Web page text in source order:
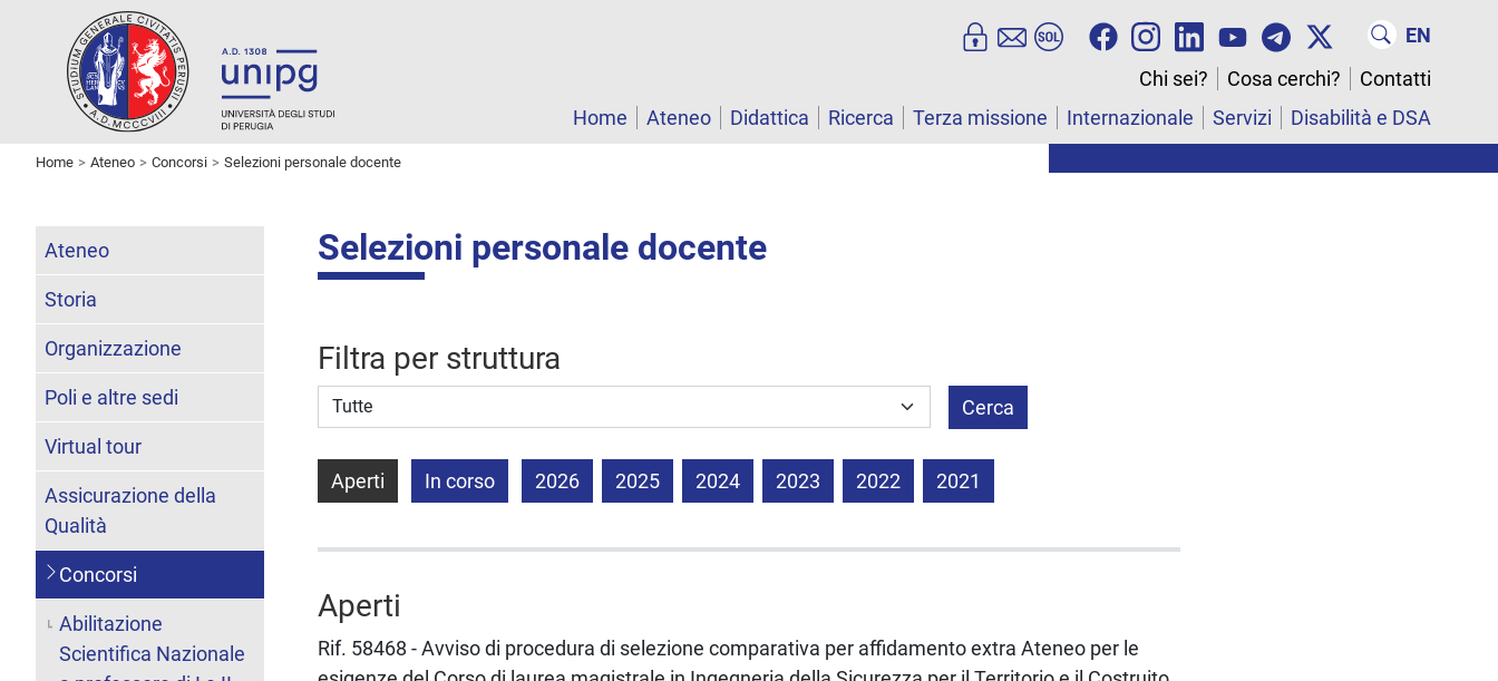
EN
Chi sei?
Cosa cerchi?
Contatti
Home
Ateneo Didattica Ricerca Terza missione Internazionale Servizi Disabilità e DSA
Home Ateneo Concorsi Selezioni personale docente
Selezioni personale docente
Filtra per struttura
Struttura stipulante Cerca
Aperti In corso 2026 2025 2024 2023 2022 2021
Aperti
Rif. 58468 - Avviso di procedura di selezione comparativa per affidamento extra Ateneo per le
Ateneo
Storia
Organizzazione
Poli e altre sedi
Virtual tour
Assicurazione della
Qualità
Concorsi
Abilitazione
Scientifica Nazionale